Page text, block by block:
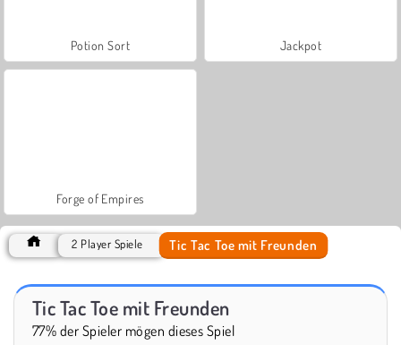
Potion Sort Jackpot
Forge of Empires
2 Player Spiele Tic Tac Toe mit Freunden
Tic Tac Toe mit Freunden
77% der Spieler mögen dieses Spiel